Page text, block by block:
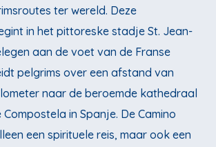
ter wereld. Deze
in het pittoreske stadje St. Jean-
aan de voet van de Franse
pelgrims over een afstand van
naar de beroemde kathedraal
in Spanje. De Camino
een spirituele reis, maar ook een